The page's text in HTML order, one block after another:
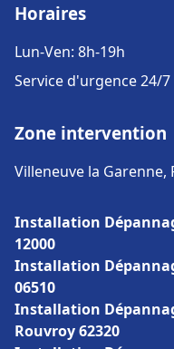
Horaires
Lun-Ven: 8h-19h
Service d'urgence 24/7
Zone intervention
Villeneuve la Garenne,
Installation
12000
Installation
06510
Installation
Rouvroy 62320